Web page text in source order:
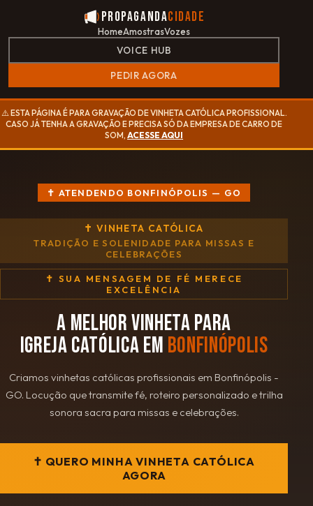
PropagandaCidade
HomeAmostrasVozes
VOICE HUB
PEDIR AGORA
⚠️ ESTA PÁGINA É PARA GRAVAÇÃO DE VINHETA CATÓLICA PROFISSIONAL.
CASO JÁ TENHA A GRAVAÇÃO E PRECISA SÓ DA EMPRESA DE CARRO DE
SOM,ACESSE AQUI
✝ ATENDENDO BONFINÓPOLIS — GO
✝ VINHETA CATÓLICA
TRADIÇÃO E SOLENIDADE PARA MISSAS E
CELEBRAÇÕES
✝ SUA MENSAGEM DE FÉ MERECE
EXCELÊNCIA
A MELHOR VINHETA PARA
IGREJA CATÓLICA EM BONFINÓPOLIS
Criamos vinhetas católicas profissionais em Bonfinópolis -
GO. Locução que transmite fé, roteiro personalizado e trilha
sonora sacra para missas e celebrações.
✝ QUERO MINHA VINHETA CATÓLICA
AGORA